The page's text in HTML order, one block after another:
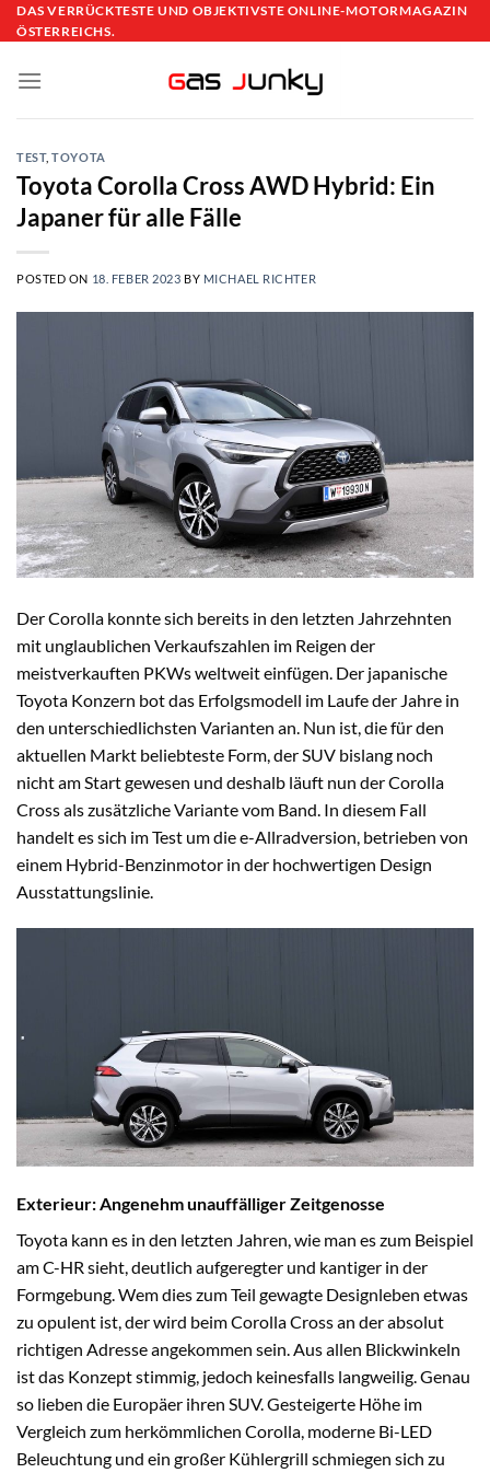
Skip
to
DAS VERRÜCKTESTE UND OBJEKTIVSTE ONLINE-MOTORMAGAZIN
ÖSTERREICHS.
TEST,TOYOTA
Toyota Corolla Cross AWD Hybrid: Ein
Japaner für alle Fälle
POSTED ON 18. FEBER 2023 BY MICHAEL RICHTER
Der Corolla konnte sich bereits in den letzten Jahrzehnten
mit unglaublichen Verkaufszahlen im Reigen der
meistverkauften PKWs weltweit einfügen. Der japanische
Toyota Konzern bot das Erfolgsmodell im Laufe der Jahre in
den unterschiedlichsten Varianten an. Nun ist, die für den
aktuellen Markt beliebteste Form, der SUV bislang noch
nicht am Start gewesen und deshalb läuft nun der Corolla
Cross als zusätzliche Variante vom Band. In diesem Fall
handelt es sich im Test um die e-Allradversion, betrieben von
einem Hybrid-Benzinmotor in der hochwertigen Design
Ausstattungslinie.
Exterieur: Angenehm unauffälliger Zeitgenosse
Toyota kann es in den letzten Jahren, wie man es zum Beispiel
am C-HR sieht, deutlich aufgeregter und kantiger in der
Formgebung. Wem dies zum Teil gewagte Designleben etwas
zu opulent ist, der wird beim Corolla Cross an der absolut
richtigen Adresse angekommen sein. Aus allen Blickwinkeln
ist das Konzept stimmig, jedoch keinesfalls langweilig. Genau
so lieben die Europäer ihren SUV. Gesteigerte Höhe im
Vergleich zum herkömmlichen Corolla, moderne Bi-LED
Beleuchtung und ein großer Kühlergrill schmiegen sich zu